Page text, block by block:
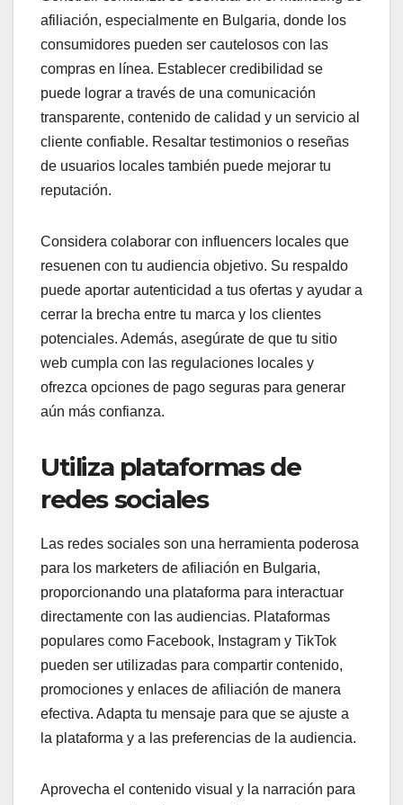
afiliación, especialmente en Bulgaria, donde los
consumidores pueden ser cautelosos con las
compras en línea. Establecer credibilidad se
puede lograr a través de una comunicación
transparente, contenido de calidad y un servicio al
cliente confiable. Resaltar testimonios o reseñas
de usuarios locales también puede mejorar tu
reputación.
Considera colaborar con influencers locales que
resuenen con tu audiencia objetivo. Su respaldo
puede aportar autenticidad a tus ofertas y ayudar a
cerrar la brecha entre tu marca y los clientes
potenciales. Además, asegúrate de que tu sitio
web cumpla con las regulaciones locales y
ofrezca opciones de pago seguras para generar
aún más confianza.
Utiliza plataformas de
redes sociales
Las redes sociales son una herramienta poderosa
para los marketers de afiliación en Bulgaria,
proporcionando una plataforma para interactuar
directamente con las audiencias. Plataformas
populares como Facebook, Instagram y TikTok
pueden ser utilizadas para compartir contenido,
promociones y enlaces de afiliación de manera
efectiva. Adapta tu mensaje para que se ajuste a
la plataforma y a las preferencias de la audiencia.
Aprovecha el contenido visual y la narración para